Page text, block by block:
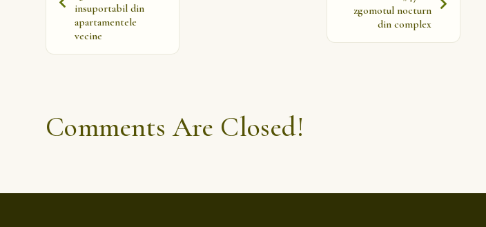
insuportabil din
apartamentele
vecine
zgomotul nocturn
din complex
Comments Are Closed!